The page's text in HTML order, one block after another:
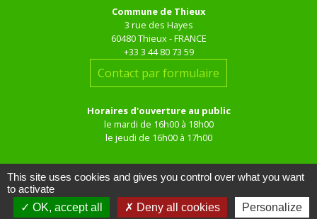
Commune de Thieux
3 rue des Hayes
60480 Thieux - FRANCE
+33 3 44 80 73 59
Contact par formulaire
Horaires d'ouverture au public
le mardi de 16h00 à 18h00
le jeudi de 16h00 à 17h00
This site uses cookies and gives you control over what you want
to activate
OK, accept all
Deny all cookies Personalize